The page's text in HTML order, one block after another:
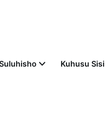
Suluhisho Kuhusu Sisi